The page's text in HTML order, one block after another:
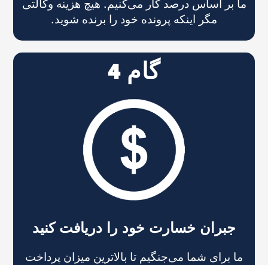
ما بر اساس درصد کار می‌کنیم. هیچ هزینه وکالتی
مگر اینکه پرونده خود را برنده شوید.
گام 4
جبران خسارت خود را دریافت کنید
ما برای شما می‌جنگیم تا بالاترین میزان پرداخت